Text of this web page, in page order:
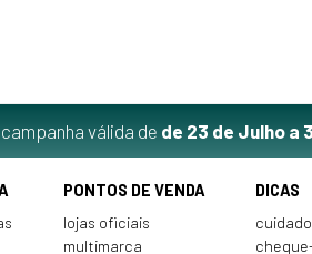
campanha válida de de 23 de Julho a
PONTOS DE VENDA
lojas oficiais
multimarca
DICAS